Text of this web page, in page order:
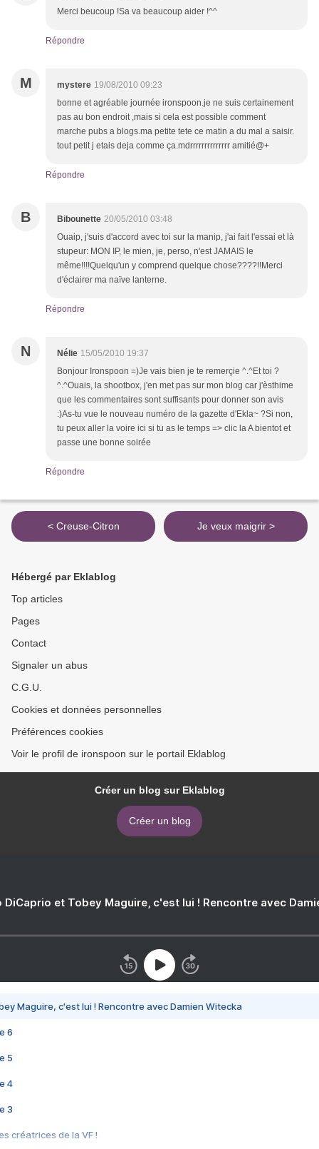
Merci beucoup !Sa va beaucoup aider !^^
Répondre
M mystere 19/08/2010 09:23
bonne et agréable journée ironspoon.je ne suis certainement
pas au bon endroit ,mais si cela est possible comment
marche pubs a blogs.ma petite tete ce matin a du mal a saisir.
tout petit j etais deja comme ça.mdrrrrrrrrrrrrrr amitié@+
Répondre
B Bibounette 20/05/2010 03:48
Ouaip, j'suis d'accord avec toi sur la manip, j'ai fait l'essai et là
stupeur: MON IP, le mien, je, perso, n'est JAMAIS le
même!!!!Quelqu'un y comprend quelque chose????!!Merci
d'éclairer ma naïve lanterne.
Répondre
N Nélie 15/05/2010 19:37
Bonjour Ironspoon =)Je vais bien je te remerçie ^.^Et toi ?
^.^Ouais, la shootbox, j'en met pas sur mon blog car j'èsthime
que les commentaires sont suffisants pour donner son avis
:)As-tu vue le nouveau numéro de la gazette d'Ekla~ ?Si non,
tu peux aller la voire ici si tu as le temps => clic la A bientot et
passe une bonne soirée
Répondre
< Creuse-Citron Je veux maigrir >
Hébergé par Eklablog
Top articles
Pages
Contact
Signaler un abus
C.G.U.
Cookies et données personnelles
Préférences cookies
Voir le profil de ironspoon sur le portail Eklablog
Créer un blog sur Eklablog
Créer un blog
DiCaprio et Tobey Maguire, c'est lui ! Rencontre avec
Maguire, c'est lui ! Rencontre avec Damien Witecka
6
5
4
3
créatrices de la VF !